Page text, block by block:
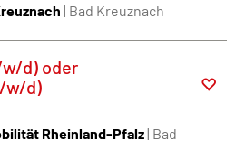
| Bad Kreuznach
d) oder
w/d)
Rheinland-Pfalz| Bad